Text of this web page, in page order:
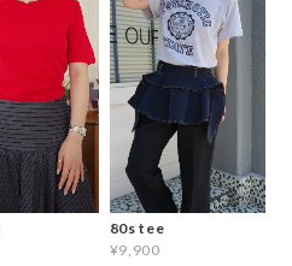
80s tee
¥9,900